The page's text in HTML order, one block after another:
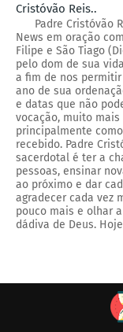
Cristóvão Reis..
Padre Cristóvão
News em oração
Filipe e São Tiago
pelo dom de sua
a fim de nos
ano de sua
e datas que não
vocação, muito
principalmente
recebido. Padre
sacerdotal é ter a
pessoas, ensinar
ao próximo e dar
agradecer cada vez
pouco mais e olhar
dádiva de Deus.